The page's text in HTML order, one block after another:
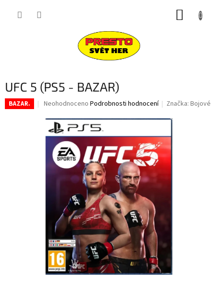
UFC 5 (PS5 - BAZAR)
BAZAR.
Průměrné
produktu
je
0,0
hvězdiček.
Neohodnoceno Podrobnosti hodnocení Značka:Bojové